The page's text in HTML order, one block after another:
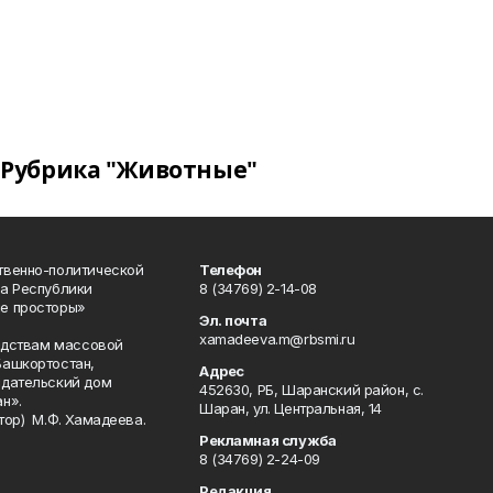
Рубрика "Животные"
политической
Республики
просторы»
массовой
дом
М.Ф. Хамадеева.
Телефон
8 (34769) 2-14-08
Эл. почта
xamadeeva.m@rbsmi.ru
Адрес
452630, РБ, Шаранский район, с.
Шаран, ул. Центральная, 14
Рекламная служба
8 (34769) 2-24-09